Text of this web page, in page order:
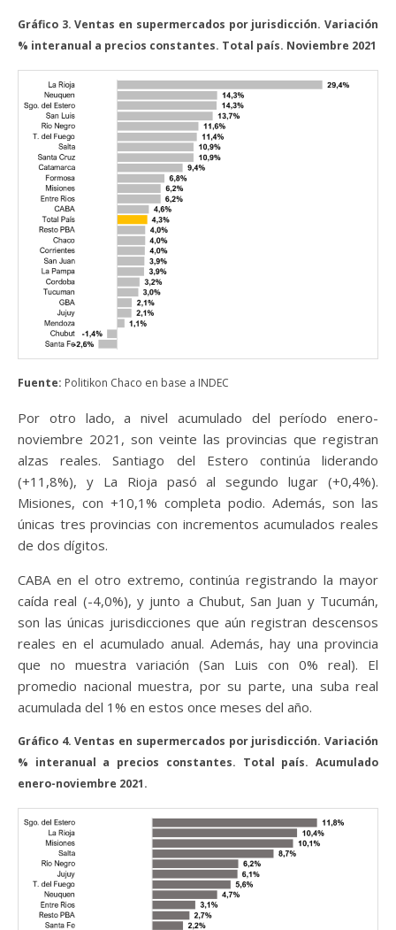
Gráfico 3. Ventas en supermercados por jurisdicción. Variación
% interanual a precios constantes. Total país. Noviembre 2021
Fuente: Politikon Chaco en base a INDEC
Por otro lado, a nivel acumulado del período enero-
noviembre 2021, son veinte las provincias que registran
alzas reales. Santiago del Estero continúa liderando
(+11,8%), y La Rioja pasó al segundo lugar (+0,4%).
Misiones, con +10,1% completa podio. Además, son las
únicas tres provincias con incrementos acumulados reales
de dos dígitos.
CABA en el otro extremo, continúa registrando la mayor
caída real (-4,0%), y junto a Chubut, San Juan y Tucumán,
son las únicas jurisdicciones que aún registran descensos
reales en el acumulado anual. Además, hay una provincia
que no muestra variación (San Luis con 0% real). El
promedio nacional muestra, por su parte, una suba real
acumulada del 1% en estos once meses del año.
Gráfico 4. Ventas en supermercados por jurisdicción. Variación
% interanual a precios constantes. Total país. Acumulado
enero-noviembre 2021.